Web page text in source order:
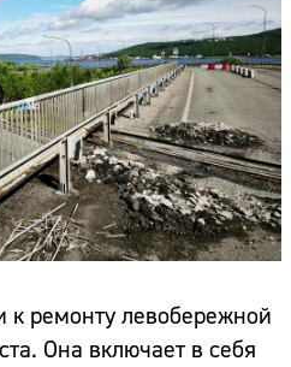
ремонту левобережной
Она включает в себя